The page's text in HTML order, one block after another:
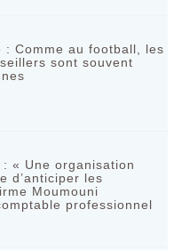
: Comme au football, les
sont souvent
« Une organisation
d’anticiper les
Moumouni
professionnel